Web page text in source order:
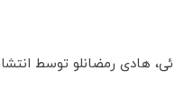
هادی رمضانلو توسط